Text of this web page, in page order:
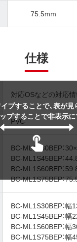
75.5mm
仕様
プすることで、表が見
プすることで非表示に
対応OSなどの対応情
PVC
BC-ML1S30BEP：
BC-ML1S45BEP：
BC-ML1S60BEP：
BC-ML1S75BEP：
BC-ML1S30BEP：
BC-ML1S45BEP：
BC-ML1S60BEP：幅
BC-ML1S75BEP：